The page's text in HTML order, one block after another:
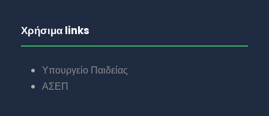
Χρήσιμα links
Υπουργείο Παιδείας
ΑΣΕΠ